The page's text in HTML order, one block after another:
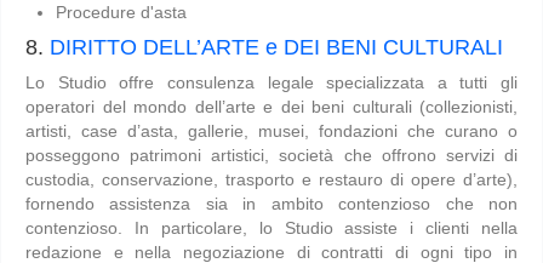
Procedure d'asta
8. DIRITTO DELL’ARTE e DEI BENI CULTURALI
Lo Studio offre consulenza legale specializzata a tutti gli
operatori del mondo dell’arte e dei beni culturali (collezionisti,
artisti, case d’asta, gallerie, musei, fondazioni che curano o
posseggono patrimoni artistici, società che offrono servizi di
custodia, conservazione, trasporto e restauro di opere d’arte),
fornendo assistenza sia in ambito contenzioso che non
contenzioso. In particolare, lo Studio assiste i clienti nella
redazione e nella negoziazione di contratti di ogni tipo in